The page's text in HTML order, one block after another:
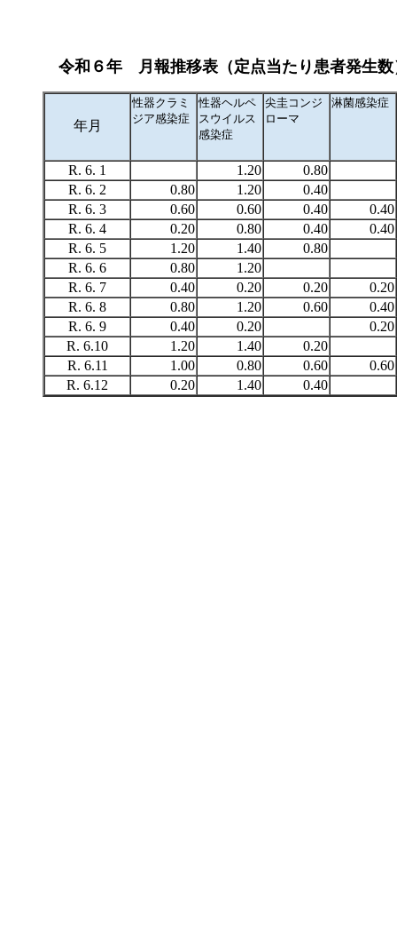
令和６年 月報推移表（定点当たり患者発生数
年月
性器クラミ
ジア感染症
性器ヘルペ
スウイルス
感染症
尖圭コンジ
ローマ
淋菌感染症
R. 6. 1 1.20
0.80
R. 6. 2
0.80 1.20
0.40
R. 6. 3
0.60 0.60 0.40
0.40
R. 6. 4
0.20 0.80 0.40
0.40
R. 6. 5
1.20 1.40
0.80
R. 6. 6
0.80
1.20
R. 6. 7
0.40 0.20 0.20
0.20
R. 6. 8
0.80 1.20 0.60
0.40
R. 6. 9
0.40 0.20
0.20
R. 6.10
1.20 1.40
0.20
R. 6.11
1.00 0.80 0.60
0.60
R. 6.12
0.20 1.40 0.40